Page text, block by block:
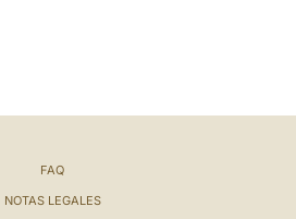
FAQ
NOTAS LEGALES